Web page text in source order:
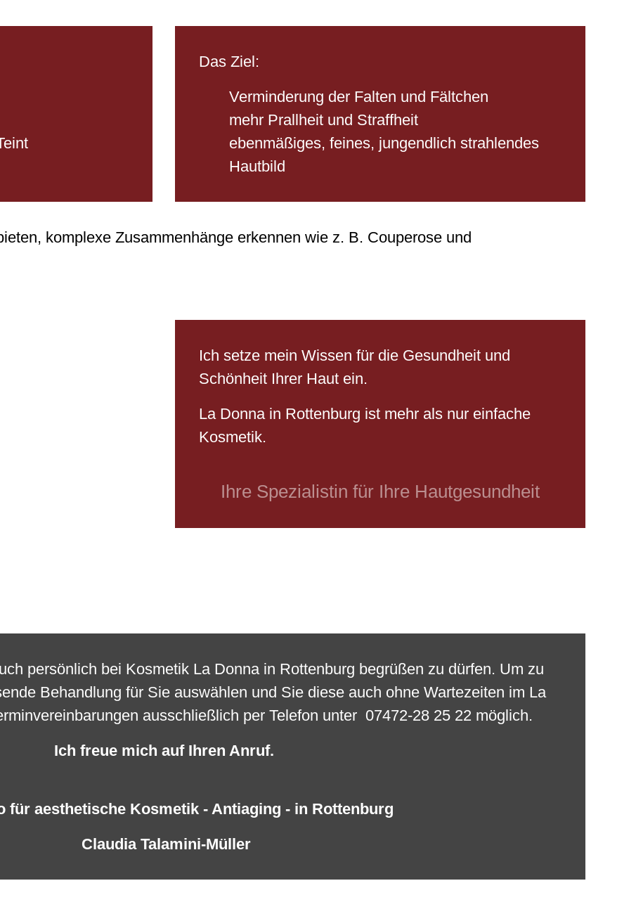
Das Ziel:
Verminderung der Falten und Fältchen
mehr Prallheit und Straffheit
ebenmäßiges, feines, jungendlich strahlendes
Hautbild
komplexe Zusammenhänge erkennen wie z. B. Couperose und
Ich setze mein Wissen für die Gesundheit und
Schönheit Ihrer Haut ein.
La Donna in Rottenburg ist mehr als nur einfache
Kosmetik.
Ihre Spezialistin für Ihre Hautgesundheit
persönlich bei Kosmetik La Donna in Rottenburg begrüßen zu dürfen. Um zu
Behandlung für Sie auswählen und Sie diese auch ohne Wartezeiten im La
ausschließlich per Telefon unter 07472-28 25 22 möglich.
Ich freue mich auf Ihren Anruf.
für aesthetische Kosmetik - Antiaging - in Rottenburg
Claudia Talamini-Müller